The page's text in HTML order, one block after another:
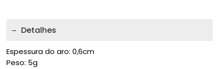
Detalhes
Espessura do aro: 0,6cm
Peso: 5g